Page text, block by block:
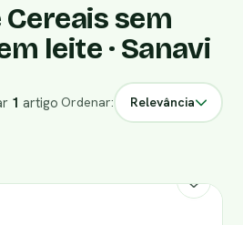
sem
leite · Sanavi
1 artigo Ordenar: Relevância